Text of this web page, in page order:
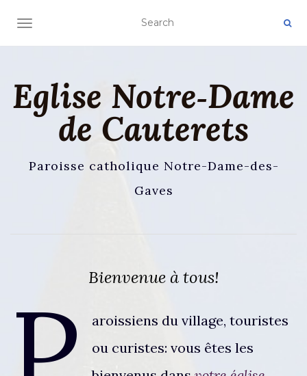
AFFICHER/MASQUER LA NAVIGATION
Eglise Notre‑Dame
de Cauterets
Paroisse catholique Notre-Dame-des-
Gaves
Bienvenue à tous!
aroissiens du village, touristes
ou curistes: vous êtes les